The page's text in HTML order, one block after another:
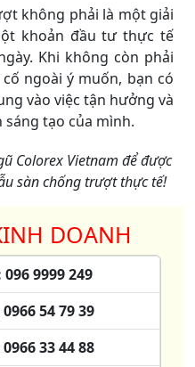
không phải là một giải
khoản đầu tư thực tế
Khi không còn phải
ngoài ý muốn, bạn có
vào việc tận hưởng và
tạo của mình.
Colorex Vietnam để được
sàn chống trượt thực tế!
DOANH
9999 249
54 79 39
33 44 88